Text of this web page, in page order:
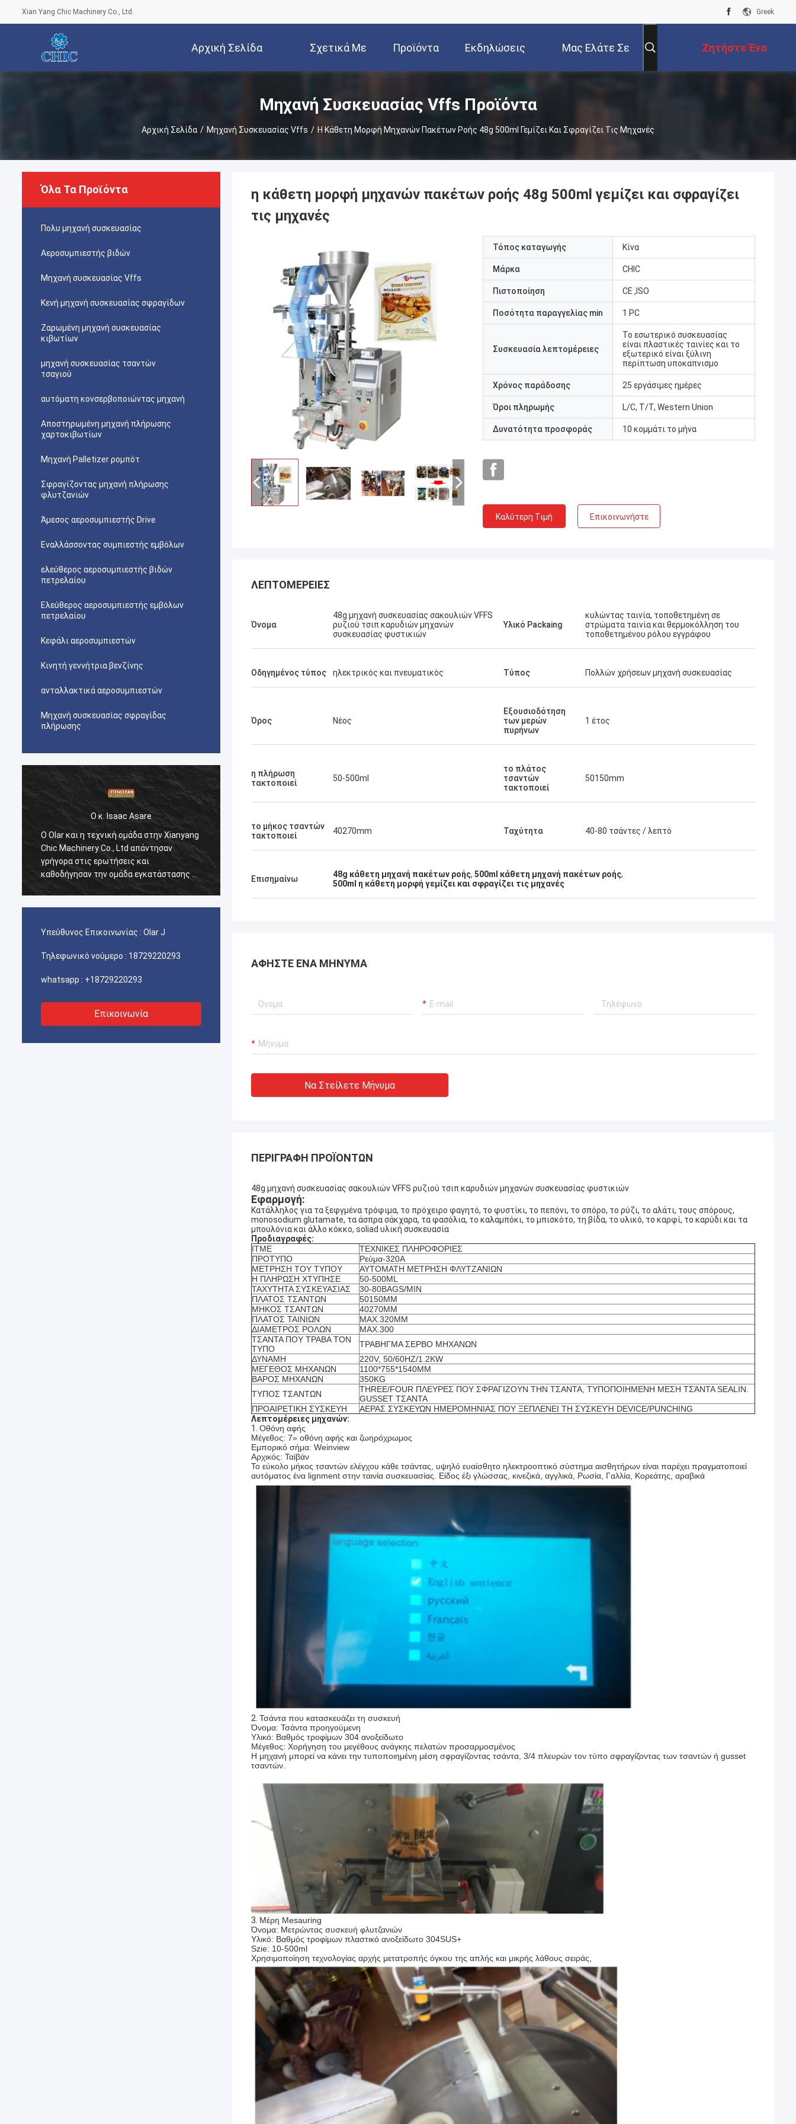
Xian Yang Chic Machinery Co., Ltd. Greek
Αρχική Σελίδα Σχετικά Με Προϊόντα Εκδηλώσεις Μας Ελάτε Σε Ζητήστε Ένα
Απόσπασμα
Μηχανή Συσκευασίας Vffs Προϊόντα
Αρχική Σελίδα / Μηχανή Συσκευασίας Vffs / Η Κάθετη Μορφή Μηχανών Πακέτων Ροής 48g 500ml Γεμίζει Και Σφραγίζει Τις Μηχανές
Όλα Τα Προϊόντα
Πολυ μηχανή συσκευασίας
Αεροσυμπιεστής βιδών
Μηχανή συσκευασίας Vffs
Κενή μηχανή συσκευασίας σφραγίδων
Ζαρωμένη μηχανή συσκευασίας
κιβωτίων
μηχανή συσκευασίας τσαντών
τσαγιού
αυτόματη κονσερβοποιώντας μηχανή
Αποστηρωμένη μηχανή πλήρωσης
χαρτοκιβωτίων
Μηχανή Palletizer ρομπότ
Σφραγίζοντας μηχανή πλήρωσης
φλυτζανιών
Άμεσος αεροσυμπιεστής Drive
Εναλλάσσοντας συμπιεστής εμβόλων
ελεύθερος αεροσυμπιεστής βιδών
πετρελαίου
Ελεύθερος αεροσυμπιεστής εμβόλων
πετρελαίου
Κεφάλι αεροσυμπιεστών
Κινητή γεννήτρια βενζίνης
ανταλλακτικά αεροσυμπιεστών
Μηχανή συσκευασίας σφραγίδας
πλήρωσης
ομάδα στην Xianyang
Ltd απάντησαν
και
ομάδα εγκατάστασης σε
Στο τέλος, το
Ο κ. Isaac Asare
Ο Olar και η τεχνική ομάδα στην Xianyang
Chic Machinery Co., Ltd απάντησαν
γρήγορα στις ερωτήσεις και
καθοδήγησαν την ομάδα εγκατάστασης σε
όλη τη διαδικασία. Στο τέλος, το
μηχάνημα λειτουργεί κανονικά και
Υπεύθυνος Επικοινωνίας : Olar J
Τηλεφωνικό νούμερο : 18729220293
whatsapp : +18729220293
Επικοινωνία
η κάθετη μορφή μηχανών πακέτων ροής 48g 500ml γεμίζει και σφραγίζει
τις μηχανές
Τόπος καταγωγής Κίνα
Μάρκα CHIC
Πιστοποίηση CE ,ISO
Ποσότητα παραγγελίας min 1 PC
Συσκευασία λεπτομέρειες
Το εσωτερικό συσκευασίας
είναι πλαστικές ταινίες και το
εξωτερικό είναι ξύλινη
περίπτωση υποκαπνισμο
Χρόνος παράδοσης 25 εργάσιμες ημέρες
Όροι πληρωμής L/C, T/T, Western Union
Δυνατότητα προσφοράς 10 κομμάτι το μήνα
Καλύτερη Τιμή Επικοινωνήστε
ΛΕΠΤΟΜΈΡΕΙΕΣ
Όνομα
48g μηχανή συσκευασίας σακουλιών VFFS
ρυζιού τσιπ καρυδιών μηχανών
συσκευασίας φυστικιών
Υλικό Packaing
κυλώντας ταινία, τοποθετημένη σε
στρώματα ταινία και θερμοκόλληση του
τοποθετημένου ρόλου εγγράφου
Οδηγημένος τύπος ηλεκτρικός και πνευματικός Τύπος Πολλών χρήσεων μηχανή συσκευασίας
Όρος Νέος
Εξουσιοδότηση
των μερών
πυρήνων
1 έτος
η πλήρωση
τακτοποιεί
50-500ml
το πλάτος
τσαντών
τακτοποιεί
50150mm
το μήκος τσαντών
τακτοποιεί
40270mm Ταχύτητα 40-80 τσάντες / λεπτό
Επισημαίνω 48g κάθετη μηχανή πακέτων ροής, 500ml κάθετη μηχανή πακέτων ροής,
500ml η κάθετη μορφή γεμίζει και σφραγίζει τις μηχανές
ΑΦΉΣΤΕ ΈΝΑ ΜΉΝΥΜΑ
Να Στείλετε Μήνυμα
ΠΕΡΙΓΡΑΦΉ ΠΡΟΪΌΝΤΩΝ
48g μηχανή συσκευασίας σακουλιών VFFS ρυζιού τσιπ καρυδιών μηχανών συσκευασίας φυστικιών
Εφαρμογή:
Κατάλληλος για τα ξεφγμένα τρόφιμα, το πρόχειρο φαγητό, το φυστίκι, το πεπόνι, το σπόρο, το ρύζι, το αλάτι, τους σπόρους,
monosodium glutamate, τα άσπρα σάκχαρα, τα φασόλια, το καλαμπόκι, το μπισκότο, τη βίδα, το υλικό, το καρφί, το καρύδι και τα
μπουλόνια και άλλο κόκκο, soliad υλική συσκευασία
Προδιαγραφές:
ITME
ΤΕΧΝΙΚΕΣ ΠΛΗΡΟΦΟΡΙΕΣ
ΠΡΟΤΥΠΟ
Ρεύμα-320A
ΜΕΤΡΗΣΗ ΤΟΥ ΤΥΠΟΥ
ΑΥΤΟΜΑΤΗ ΜΕΤΡΗΣΗ ΦΛΥΤΖΑΝΙΩΝ
Η ΠΛΗΡΩΣΗ ΧΤΥΠΗΣΕ
50-500ML
ΤΑΧΥΤΗΤΑ ΣΥΣΚΕΥΑΣΙΑΣ
30-80BAGS/MIN
ΠΛΑΤΟΣ ΤΣΑΝΤΩΝ
50150MM
ΜΗΚΟΣ ΤΣΑΝΤΩΝ
40270MM
ΠΛΑΤΟΣ ΤΑΙΝΙΩΝ
MAX.320MM
ΔΙΑΜΕΤΡΟΣ ΡΟΛΩΝ
MAX.300
ΤΣΑΝΤΑ ΠΟΥ ΤΡΑΒΑ ΤΟΝ
ΤΥΠΟ
ΤΡΑΒΗΓΜΑ ΣΕΡΒΟ ΜΗΧΑΝΩΝ
ΔΥΝΑΜΗ
220V, 50/60HZ/1.2KW
ΜΕΓΕΘΟΣ ΜΗΧΑΝΩΝ
1100*755*1540MM
ΒΑΡΟΣ ΜΗΧΑΝΩΝ
350KG
ΤΥΠΟΣ ΤΣΑΝΤΩΝ
THREE/FOUR ΠΛΕΥΡΕΣ ΠΟΥ ΣΦΡΑΓΙΖΟΥΝ ΤΗΝ ΤΣΑΝΤΑ, ΤΥΠΟΠΟΙΗΜΕΝΗ ΜΕΣΗ ΤΣΆΝΤΑ SEALIN.
GUSSET ΤΣΑΝΤΑ
ΠΡΟΑΙΡΕΤΙΚΗ ΣΥΣΚΕΥΗ
ΑΕΡΑΣ ΣΥΣΚΕΥΩΝ ΗΜΕΡΟΜΗΝΙΑΣ ΠΟΥ ΞΕΠΛΕΝΕΙ ΤΗ ΣΥΣΚΕΥΉ DEVICE/PUNCHING
Λεπτομέρειες μηχανών:
1. Οθόνη αφής
Μέγεθος: 7» οθόνη αφής και ζωηρόχρωμος
Εμπορικό σήμα: Weinview
Αρχικός: Ταϊβάν
Το εύκολο μήκος τσαντών ελέγχου κάθε τσάντας, υψηλό ευαίσθητο ηλεκτροοπτικό σύστημα αισθητήρων είναι παρέχει πραγματοποιεί
αυτόματος ένα lignment στην ταινία συσκευασίας. Είδος έξι γλώσσας, κινεζικά, αγγλικά, Ρωσία, Γαλλία, Κορεάτης, αραβικά
2. Τσάντα που κατασκευάζει τη συσκευή
Όνομα: Τσάντα προηγούμενη
Υλικό: Βαθμός τροφίμων 304 ανοξείδωτο
Μέγεθος: Χορήγηση του μεγέθους ανάγκης πελατών προσαρμοσμένος
Η μηχανή μπορεί να κάνει την τυποποιημένη μέση σφραγίζοντας τσάντα, 3/4 πλευρών τον τύπο σφραγίζοντας των τσαντών ή gusset
τσαντών.
3. Μέρη Mesauring
Όνομα: Μετρώντας συσκευή φλυτζανιών
Υλικό: Βαθμός τροφίμων πλαστικό ανοξείδωτο 304SUS+
Szie: 10-500ml
Χρησιμοποίηση τεχνολογίας αρχής μετατροπής όγκου της απλής και μικρής λάθους σειράς,